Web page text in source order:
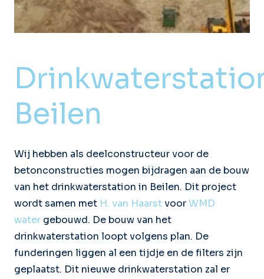
Beilen
Wij hebben als deelconstructeur voor de
betonconstructies mogen bijdragen aan de bouw
van het drinkwaterstation in Beilen. Dit project
wordt samen met H. van HaarstvoorWMD
water gebouwd. De bouw van het
drinkwaterstation loopt volgens plan. De
funderingen liggen al een tijdje en de filters zijn
geplaatst. Dit nieuwe drinkwaterstation zal er